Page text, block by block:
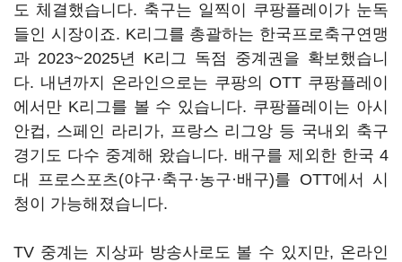
도 체결했습니다. 축구는 일찍이 쿠팡플레이가 눈독
들인 시장이죠. K리그를 총괄하는 한국프로축구연맹
과 2023~2025년 K리그 독점 중계권을 확보했습니
다. 내년까지 온라인으로는 쿠팡의 OTT 쿠팡플레이
에서만 K리그를 볼 수 있습니다. 쿠팡플레이는 아시
안컵, 스페인 라리가, 프랑스 리그앙 등 국내외 축구
경기도 다수 중계해 왔습니다. 배구를 제외한 한국 4
대 프로스포츠(야구·축구·농구·배구)를 OTT에서 시
청이 가능해졌습니다.
TV 중계는 지상파 방송사로도 볼 수 있지만, 온라인